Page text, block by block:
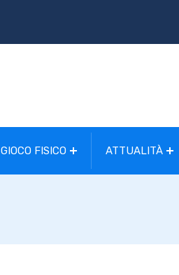
GIOCO FISICO ATTUALITÀ